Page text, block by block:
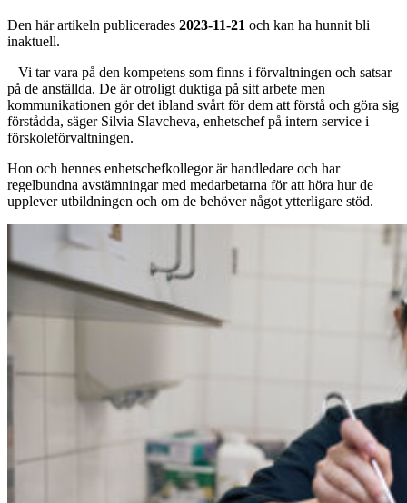
Den här artikeln publicerades 2023-11-21 och kan ha hunnit bli
inaktuell.
– Vi tar vara på den kompetens som finns i förvaltningen och satsar
på de anställda. De är otroligt duktiga på sitt arbete men
kommunikationen gör det ibland svårt för dem att förstå och göra sig
förstådda, säger Silvia Slavcheva, enhetschef på intern service i
förskoleförvaltningen.
Hon och hennes enhetschefkollegor är handledare och har
regelbundna avstämningar med medarbetarna för att höra hur de
upplever utbildningen och om de behöver något ytterligare stöd.